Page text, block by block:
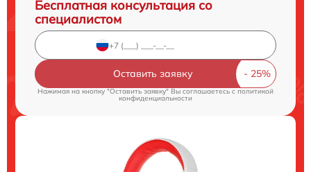
Бесплатная консультация со
специалистом
Оставить заявку
Нажимая на кнопку "Оставить заявку" Вы соглашаетесь cполитикой
конфиденциальности